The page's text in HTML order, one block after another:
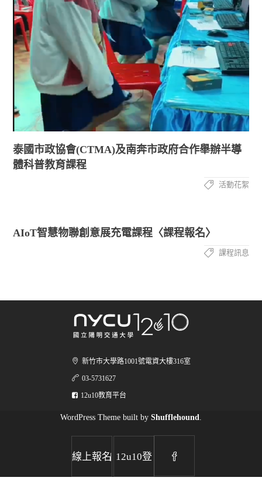
泰國市政協會(CTMA)及南奔市政府合作舉辦半導
體科普教育課程
活動花絮
AIoT智慧物聯創意展充電課程〈課程報名〉
課程訊息
新竹市大學路1001號電資大樓316室
03-5731627
12u10教育平台
WordPress Theme built by Shufflehound
線上報名| 12u10登